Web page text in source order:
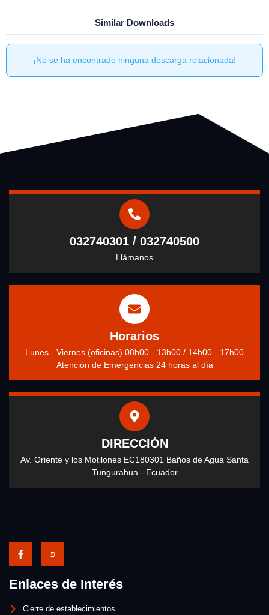
Similar Downloads
¡No se ha encontrado ninguna descarga relacionada!
032740301 / 032740500
Llámanos
Horarios
Lunes - Viernes (oficinas) 08h00 - 13h00 / 14h00 - 17h00
Atención de Emergencias 24 horas al día
DIRECCIÓN
Av. Oriente y los Motilones EC180301 Baños de Agua Santa
Tungurahua - Ecuador
Enlaces de Interés
Cierre de establecimientos